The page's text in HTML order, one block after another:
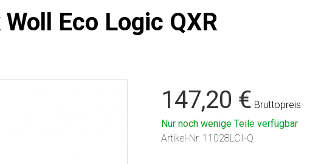
Eco Logic QXR
147,20 € Bruttopreis
Nur noch wenige Teile verfügbar
Artikel-Nr. 11028LCI-Q